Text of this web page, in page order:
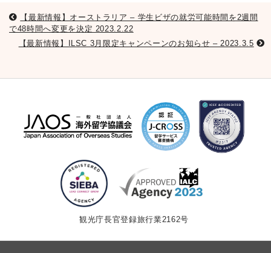
【最新情報】オーストラリア – 学生ビザの就労可能時間を2週間
で48時間へ変更を決定 2023.2.22
【最新情報】ILSC 3月限定キャンペーンのお知らせ – 2023.3.5
観光庁長官登録旅行業2162号